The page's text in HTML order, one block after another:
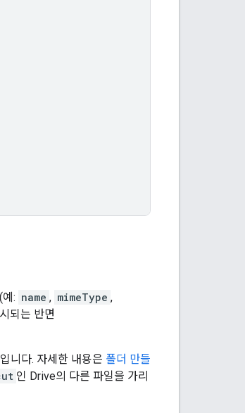
: name , mimeType ,
되는 반면
니다. 자세한 내용은 폴더 만들
인 Drive의 다른 파일을 가리